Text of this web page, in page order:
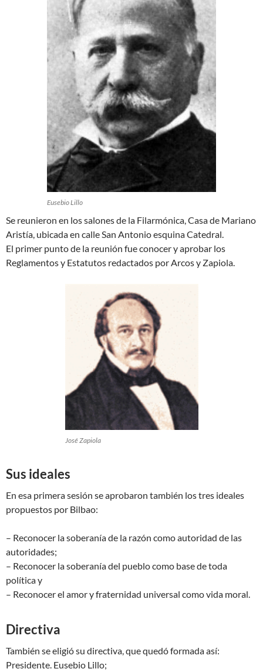
Eusebio Lillo
Se reunieron en los salones de la Filarmónica, Casa de Mariano
Aristía, ubicada en calle San Antonio esquina Catedral.
El primer punto de la reunión fue conocer y aprobar los
Reglamentos y Estatutos redactados por Arcos y Zapiola.
José Zapiola
Sus ideales
En esa primera sesión se aprobaron también los tres ideales
propuestos por Bilbao:
– Reconocer la soberanía de la razón como autoridad de las
autoridades;
– Reconocer la soberanía del pueblo como base de toda
política y
– Reconocer el amor y fraternidad universal como vida moral.
Directiva
También se eligió su directiva, que quedó formada así:
Presidente. Eusebio Lillo;